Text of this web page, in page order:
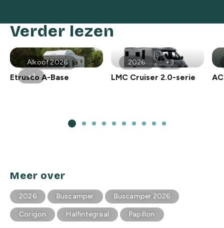
Verder lezen
Alkoof 2026
+3
Etrusco A-Base
2026 +3
LMC Cruiser 2.0-serie
Meer over
2026 Buscamper Buscamper 2026
Corigon Halfintegraal Papillon